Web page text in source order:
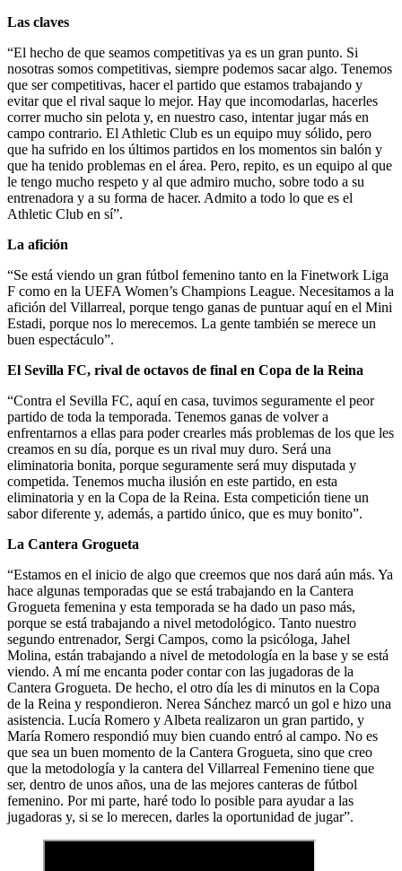
Las claves
“El hecho de que seamos competitivas ya es un gran punto. Si
nosotras somos competitivas, siempre podemos sacar algo. Tenemos
que ser competitivas, hacer el partido que estamos trabajando y
evitar que el rival saque lo mejor. Hay que incomodarlas, hacerles
correr mucho sin pelota y, en nuestro caso, intentar jugar más en
campo contrario. El Athletic Club es un equipo muy sólido, pero
que ha sufrido en los últimos partidos en los momentos sin balón y
que ha tenido problemas en el área. Pero, repito, es un equipo al que
le tengo mucho respeto y al que admiro mucho, sobre todo a su
entrenadora y a su forma de hacer. Admito a todo lo que es el
Athletic Club en sí”.
La afición
“Se está viendo un gran fútbol femenino tanto en la Finetwork Liga
F como en la UEFA Women’s Champions League. Necesitamos a la
afición del Villarreal, porque tengo ganas de puntuar aquí en el Mini
Estadi, porque nos lo merecemos. La gente también se merece un
buen espectáculo”.
El Sevilla FC, rival de octavos de final en Copa de la Reina
“Contra el Sevilla FC, aquí en casa, tuvimos seguramente el peor
partido de toda la temporada. Tenemos ganas de volver a
enfrentarnos a ellas para poder crearles más problemas de los que les
creamos en su día, porque es un rival muy duro. Será una
eliminatoria bonita, porque seguramente será muy disputada y
competida. Tenemos mucha ilusión en este partido, en esta
eliminatoria y en la Copa de la Reina. Esta competición tiene un
sabor diferente y, además, a partido único, que es muy bonito”.
La Cantera Grogueta
“Estamos en el inicio de algo que creemos que nos dará aún más. Ya
hace algunas temporadas que se está trabajando en la Cantera
Grogueta femenina y esta temporada se ha dado un paso más,
porque se está trabajando a nivel metodológico. Tanto nuestro
segundo entrenador, Sergi Campos, como la psicóloga, Jahel
Molina, están trabajando a nivel de metodología en la base y se está
viendo. A mí me encanta poder contar con las jugadoras de la
Cantera Grogueta. De hecho, el otro día les di minutos en la Copa
de la Reina y respondieron. Nerea Sánchez marcó un gol e hizo una
asistencia. Lucía Romero y Albeta realizaron un gran partido, y
María Romero respondió muy bien cuando entró al campo. No es
que sea un buen momento de la Cantera Grogueta, sino que creo
que la metodología y la cantera del Villarreal Femenino tiene que
ser, dentro de unos años, una de las mejores canteras de fútbol
femenino. Por mi parte, haré todo lo posible para ayudar a las
jugadoras y, si se lo merecen, darles la oportunidad de jugar”.